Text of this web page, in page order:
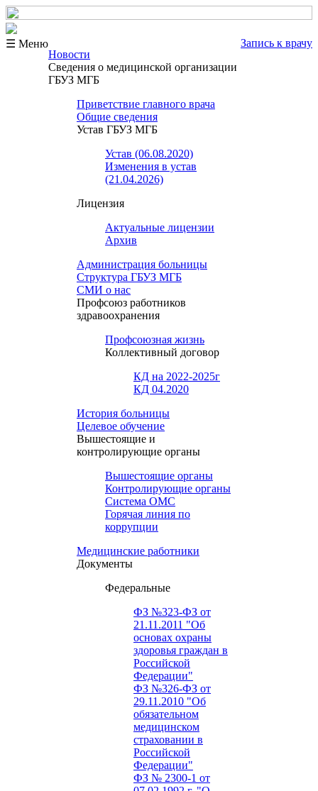
☰ Меню
Запись к врачу
Новости
Сведения о медицинской организации
ГБУЗ МГБ
Приветствие главного врача
Общие сведения
Устав ГБУЗ МГБ
Устав (06.08.2020)
Изменения в устав
(21.04.2026)
Лицензия
Актуальные лицензии
Архив
Администрация больницы
Структура ГБУЗ МГБ
СМИ о нас
Профсоюз работников
здравоохранения
Профсоюзная жизнь
Коллективный договор
КД на 2022-2025г
КД 04.2020
История больницы
Целевое обучение
Вышестоящие и
контролирующие органы
Вышестоящие органы
Контролирующие органы
Система ОМС
Горячая линия по
коррупции
Медицинские работники
Документы
Федеральные
ФЗ №323-ФЗ от
21.11.2011 "Об
основах охраны
здоровья граждан в
Российской
Федерации"
ФЗ №326-ФЗ от
29.11.2010 "Об
обязательном
медицинском
страховании в
Российской
Федерации"
ФЗ № 2300-1 от